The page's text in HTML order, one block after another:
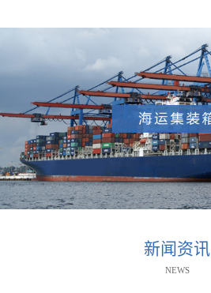
新闻资讯
NEWS